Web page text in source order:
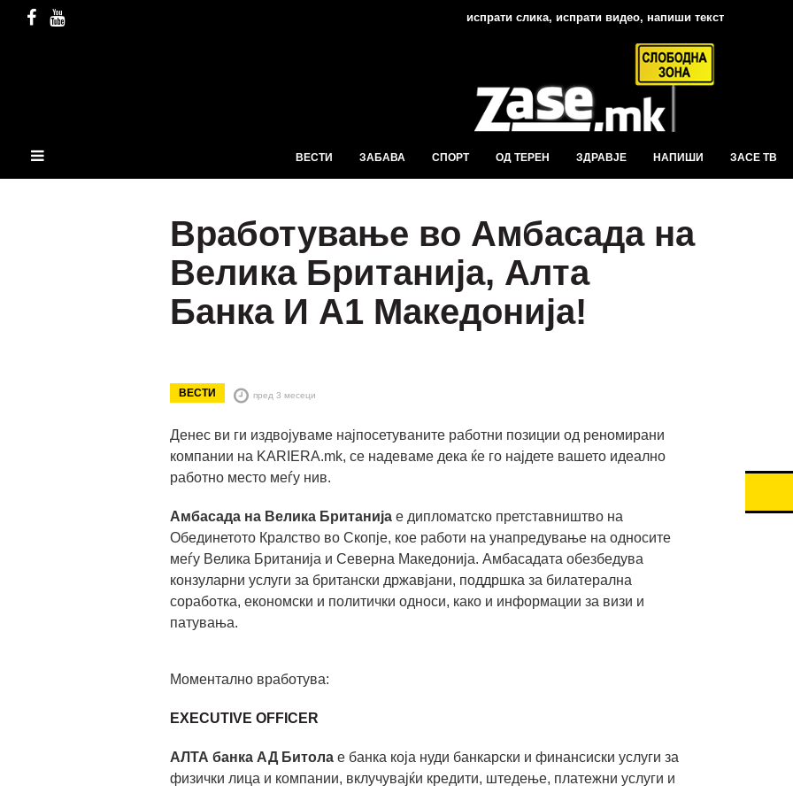
испрати слика, испрати видео, напиши текст
ВЕСТИ ЗАБАВА СПОРТ ОД ТЕРЕН ЗДРАВЈЕ НАПИШИ ЗАСЕ ТВ
Вработување во Амбасада на
Велика Британија, Алта
Банка И А1 Македонија!
ВЕСТИ пред 3 месеци
Денес ви ги издвојуваме најпосетуваните работни позиции од реномирани
компании на KARIERA.mk, се надеваме дека ќе го најдете вашето идеално
работно место меѓу нив.
Амбасада на Велика Британија е дипломатско претставништво на
Обединетото Кралство во Скопје, кое работи на унапредување на односите
меѓу Велика Британија и Северна Македонија. Амбасадата обезбедува
конзуларни услуги за британски државјани, поддршка за билатерална
соработка, економски и политички односи, како и информации за визи и
патувања.
Моментално вработува:
EXECUTIVE OFFICER
АЛТА банка АД Битола е банка која нуди банкарски и финансиски услуги за
физички лица и компании, вклучувајќи кредити, штедење, платежни услуги и